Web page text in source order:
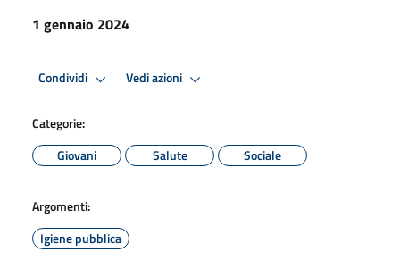
1 gennaio 2024
Condividi Vedi azioni
Categorie:
Giovani
Salute Sociale
Argomenti:
Igiene pubblica